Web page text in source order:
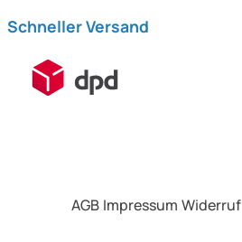
Schneller Versand
AGB Impressum Widerruf